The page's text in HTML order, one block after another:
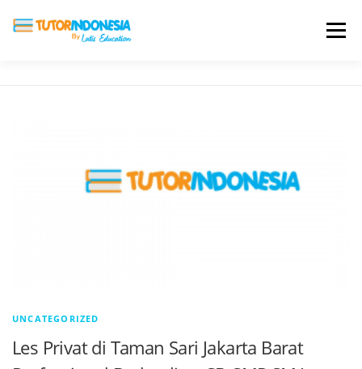
Menu
UNCATEGORIZED
Les Privat di Taman Sari Jakarta Barat